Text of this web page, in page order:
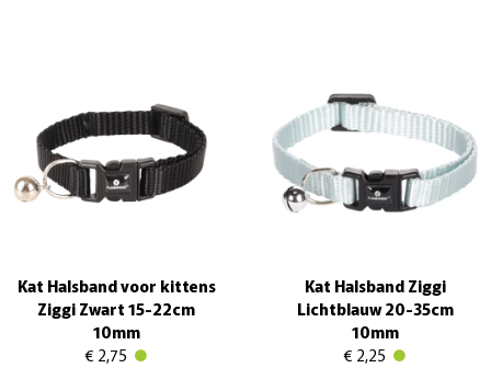
Kat Halsband voor kittens
Ziggi Zwart 15-22cm
10mm
€ 2,75
Kat Halsband Ziggi
Lichtblauw 20-35cm
10mm
€ 2,25